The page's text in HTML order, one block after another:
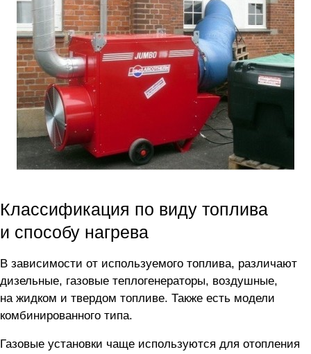
Классификация по виду топлива
и способу нагрева
В зависимости от используемого топлива, различают
дизельные, газовые теплогенераторы, воздушные,
на жидком и твердом топливе. Также есть модели
комбинированного типа.
Газовые установки чаще используются для отопления